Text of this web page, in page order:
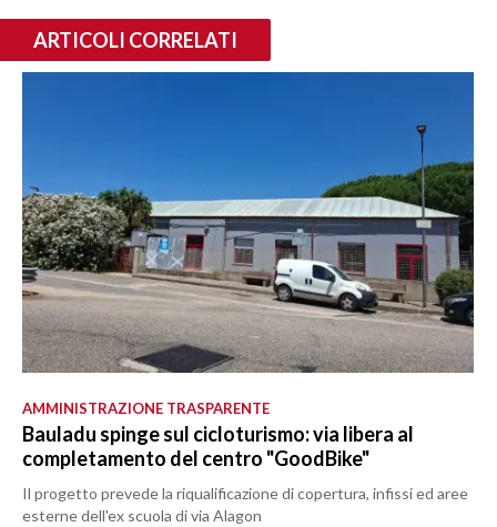
ARTICOLI CORRELATI
AMMINISTRAZIONE TRASPARENTE
Bauladu spinge sul cicloturismo: via libera al
completamento del centro "GoodBike"
Il progetto prevede la riqualificazione di copertura, infissi ed aree
esterne dell'ex scuola di via Alagon